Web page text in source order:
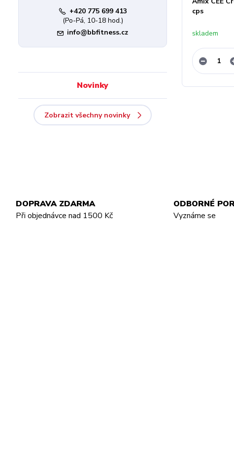
cps
skladem
+420 775 699 413
(Po-Pá, 10-18 hod.)
info@bbfitness.cz
Novinky
Zobrazit všechny novinky
DOPRAVA ZDARMA
Při objednávce nad 1500 Kč
ODBORNÉ
Vyznáme se